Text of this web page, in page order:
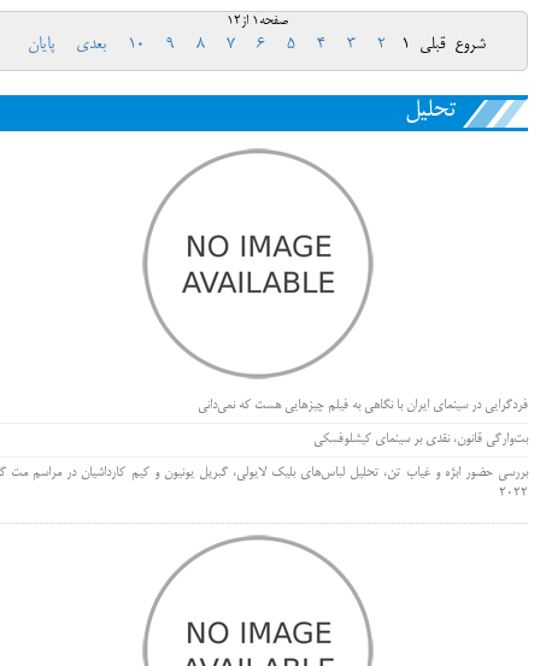
صفحه1 از12
شروع قبلی 1
2
3
4
5
6
7
8
9
10 بعدی پایان
تحلیل
فردگرایی در سینمای ایران با نگاهی به فیلم چیزهایی هست که نمی‌دانی
بت‌وارگی قانون، نقدی بر سینمای کیشلوفسکی
بررسی حضور ابژه و غیاب تن، تحلیل لباس‌های بلیک لایولی، گبریل یونیون و کیم کارداشیان در مراسم مت
۲۰۲۲